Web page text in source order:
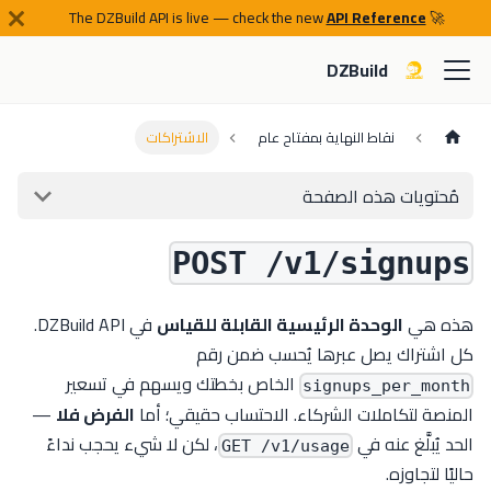
🚀 The DZBuild API is live — check the new
API Reference
DZBuild
نقاط النهاية بمفتاح عام الاشتراكات
مُحتويات هذه الصفحة
POST /v1/signups
هذه هيالوحدة الرئيسية القابلة للقياس
في DZBuild API.
كل اشتراك يصل عبرها يُحسب ضمن رقم
signups_per_month الخاص بخطتك ويسهم في تسعير
المنصة لتكاملات الشركاء. الاحتساب حقيقي؛ أما الفرض فلا —
الحد يُبلَّغ عنه في GET /v1/usage ، لكن لا شيء يحجب نداءً
حاليًا لتجاوزه.